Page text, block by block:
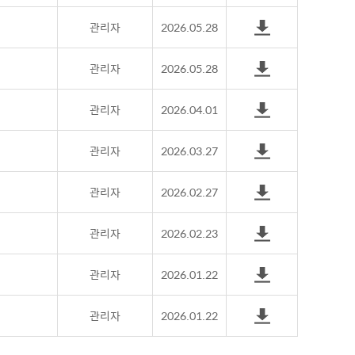
관리자 2026.05.28
관리자 2026.05.28
관리자 2026.04.01
관리자 2026.03.27
관리자 2026.02.27
관리자 2026.02.23
관리자 2026.01.22
관리자 2026.01.22